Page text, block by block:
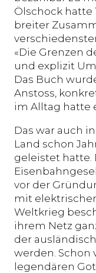
Ölschock hatte
breiter
«Die Grenzen
und explizit
Das Buch
Anstoss,
im Alltag hatte
Das war auch
Land schon
geleistet hatte.
vor der
mit
Weltkrieg
ihrem Netz
der
werden. Schon
legendären